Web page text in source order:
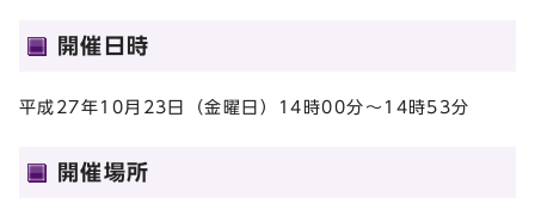
開催日時
平成27年10月23日（金曜日）14時00分～14時53分
開催場所